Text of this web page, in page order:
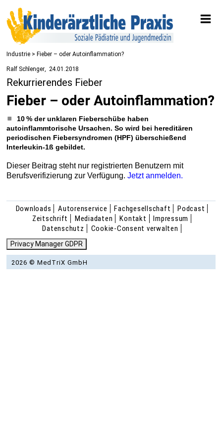
Industrie > Fieber – oder Autoinflammation?
Ralf Schlenger 24.01.2018
Rekurrierendes Fieber
Fieber – oder Autoinflammation?
10 % der unklaren Fieberschübe haben
autoinflammtorische Ursachen. So wird bei hereditären
periodischen Fiebersyndromen (HPF) überschießend
Interleukin-1ß gebildet.
Dieser Beitrag steht nur registrierten Benutzern mit
Berufsverifizierung zur Verfügung.Jetzt anmelden.
Downloads Autorenservice Fachgesellschaft
Podcast
Zeitschrift
Mediadaten Kontakt
Impressum
Datenschutz
Cookie-Consent verwalten
Privacy Manager GDPR
2026 © MedTriX GmbH